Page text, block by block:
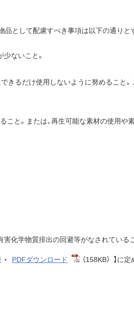
品として配慮すべき事項は以下の通りと
ないこと。
きるだけ使用しないように努めること。
と。または、再生可能な素材の使用や
化学物質排出の回避等がなされているこ
PDFダウンロード （158KB） 】に定